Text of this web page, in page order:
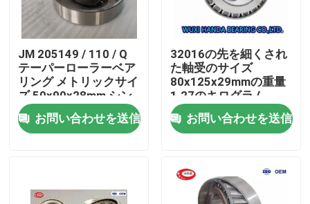
JM 205149 / 110 / Q
テーパーローラーベア
リング メトリックサイ
ズ 50x90x28mm シン
グルライン 0.748kgs
お問い合わせを送信
32016の先を細くされ
た軸受のサイズ
80x125x29mmの重量
1.27のキログラム
32018
お問い合わせを送信